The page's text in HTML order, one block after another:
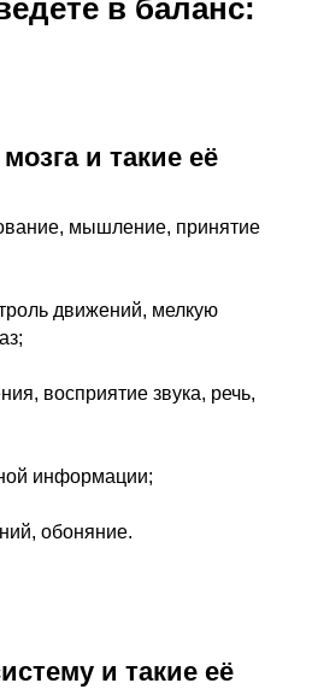
в баланс:
и такие её
мышление, принятие
движений, мелкую
восприятие звука, речь,
информации;
обоняние.
и такие её